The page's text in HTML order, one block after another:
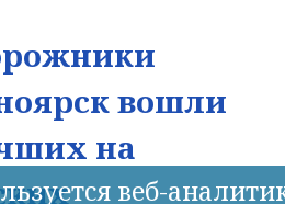
вошли
на
веб-